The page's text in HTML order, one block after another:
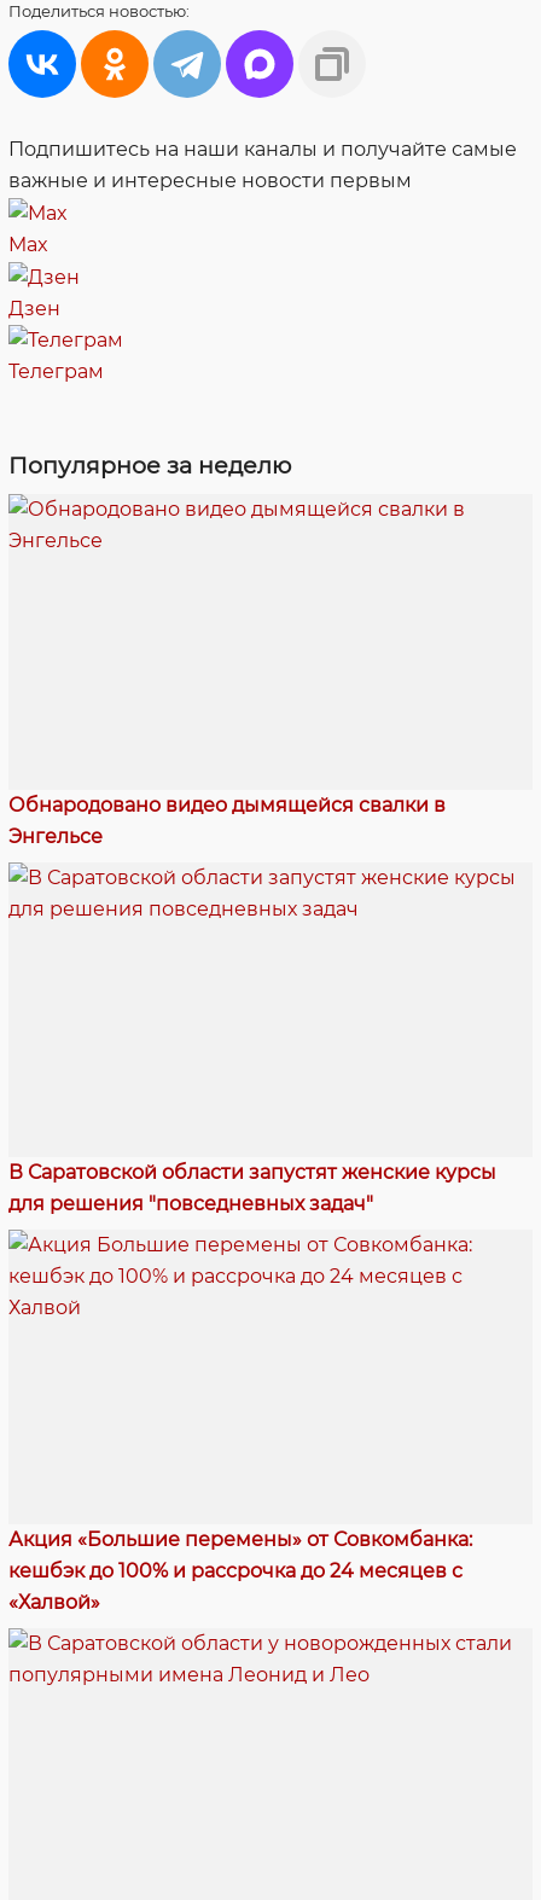
Поделиться новостью:
Подпишитесь на наши каналы и получайте самые
важные и интересные новости первым
Max
Дзен
Телеграм
Популярное за неделю
Обнародовано видео дымящейся свалки в
Энгельсе
В Саратовской области запустят женские курсы
для решения "повседневных задач"
Акция «Большие перемены» от Совкомбанка:
кешбэк до 100% и рассрочка до 24 месяцев с
«Халвой»